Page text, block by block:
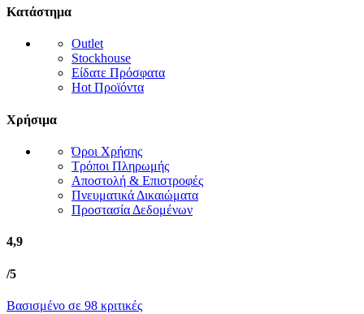
Κατάστημα
Outlet
Stockhouse
Είδατε Πρόσφατα
Hot Προϊόντα
Χρήσιμα
Όροι Χρήσης
Τρόποι Πληρωμής
Αποστολή & Επιστροφές
Πνευματικά Δικαιώματα
Προστασία Δεδομένων
4,9
/5
Βασισμένο σε 98 κριτικές